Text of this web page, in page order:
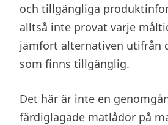
och tillgängliga
alltså inte provat varje
jämfört alternativen utifrån
som finns tillgänglig.
Det här är inte en
färdiglagade matlådor på